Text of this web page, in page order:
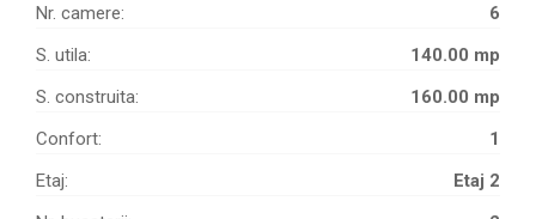
Nr. camere:
6
S. utila:
140.00 mp
S. construita:
160.00 mp
Confort:
1
Etaj:
Etaj 2